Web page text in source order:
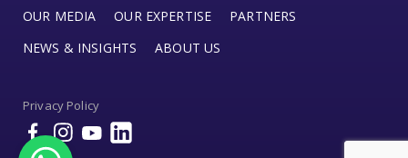
OUR MEDIA OUR EXPERTISE
PARTNERS
NEWS & INSIGHTS
ABOUT US
Privacy Policy